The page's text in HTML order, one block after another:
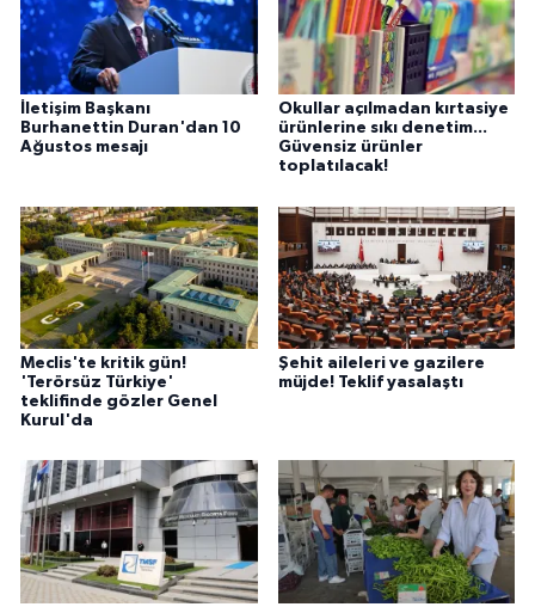
İletişim Başkanı
Burhanettin Duran'dan 10
Ağustos mesajı
Okullar açılmadan kırtasiye
ürünlerine sıkı denetim...
Güvensiz ürünler
toplatılacak!
Meclis'te kritik gün!
'Terörsüz Türkiye'
teklifinde gözler Genel
Kurul'da
Şehit aileleri ve gazilere
müjde! Teklif yasalaştı